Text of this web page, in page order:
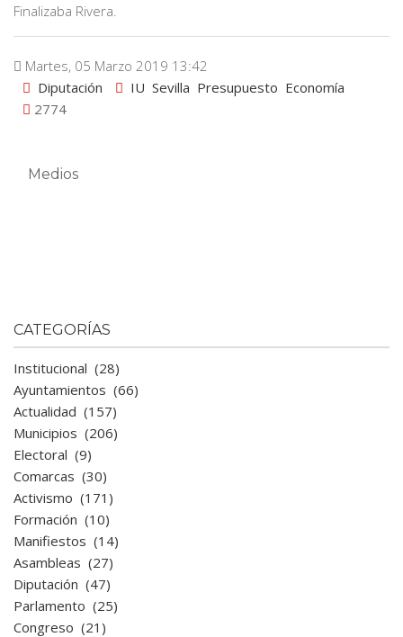
Finalizaba Rivera.
Martes, 05 Marzo 2019 13:42
Diputación
IU Sevilla Presupuesto Economía
2774
Medios
CATEGORÍAS
Institucional (28)
Ayuntamientos (66)
Actualidad (157)
Municipios (206)
Electoral (9)
Comarcas (30)
Activismo (171)
Formación (10)
Manifiestos (14)
Asambleas (27)
Diputación (47)
Parlamento (25)
Congreso (21)